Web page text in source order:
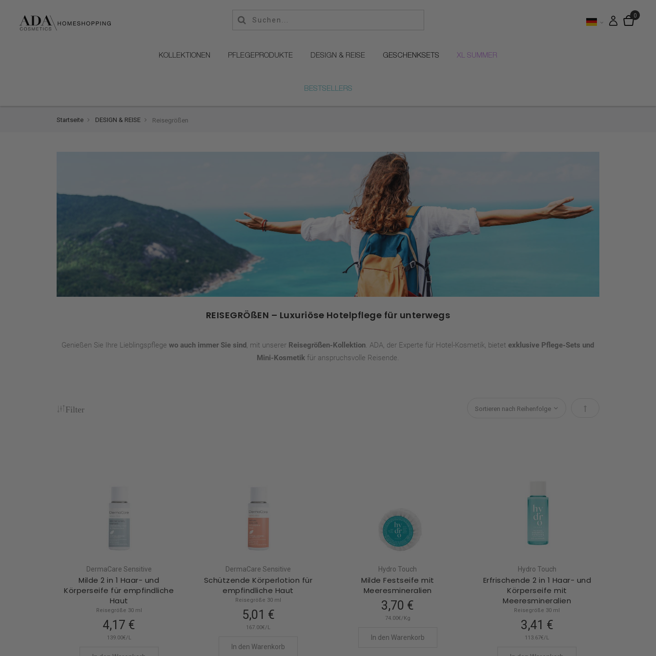
KOLLEKTIONEN PFLEGEPRODUKTE DESIGN & REISE GESCHENKSETS XL SUMMER
BESTSELLERS
Startseite DESIGN & REISE Reisegrößen
REISEGRÖßEN – Luxuriöse Hotelpflege für unterwegs
Genießen Sie Ihre Lieblingspflegewo auch immer Sie sind, mit unserer Reisegrößen-Kollektion. ADA, der Experte für Hotel-Kosmetik, bietet exklusive Pflege-Sets und
Mini-Kosmetikfür anspruchsvolle Reisende.
Filter Absteigend sortieren
DermaCare Sensitive
Milde 2 in 1 Haar- und
Körperseife für empfindliche
Haut
Reisegröße 30 ml
4,17 €
139.00€/L
DermaCare Sensitive
Schützende Körperlotion für
empfindliche Haut
Reisegröße 30 ml
5,01 €
167.00€/L
In den Warenkorb
Hydro Touch
Milde Festseife mit
Meeresmineralien
3,70 €
74.00€/Kg
In den Warenkorb
Hydro Touch
Erfrischende 2 in 1 Haar- und
Körperseife mit
Meeresmineralien
Reisegröße 30 ml
3,41 €
113.67€/L